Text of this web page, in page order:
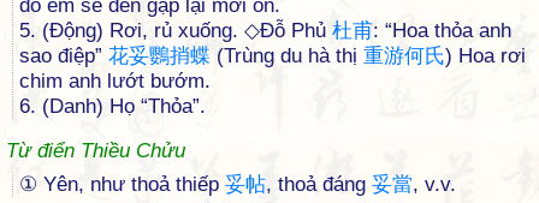
đó em sẽ đến gặp lại mới ổn.
5. (Động) Rơi, rủ xuống. ◇Đỗ Phủ 杜甫: “Hoa thỏa anh
sao điệp” 花妥鸚捎蝶 (Trùng du hà thị 重游何氏) Hoa rơi
chim anh lướt bướm.
6. (Danh) Họ “Thỏa”.
Từ điển Thiều Chửu
① Yên, như thoả thiếp 妥帖, thoả đáng 妥當, v.v.